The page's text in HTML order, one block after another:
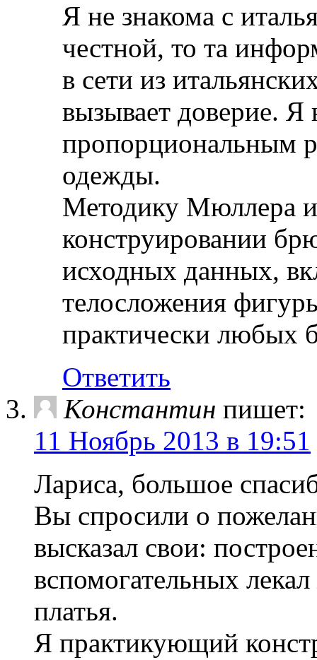
Я не знакома с
честной, то та
в сети из
вызывает доверие.
пропорциональным
одежды.
Методику Мюллера
конструировании
исходных данных,
телосложения
практически любых
Ответить
Константин пишет:
11 Ноябрь 2013 в 19:51
Лариса, большое
Вы спросили о
высказал свои:
вспомогательных
платья.
Я практикующий